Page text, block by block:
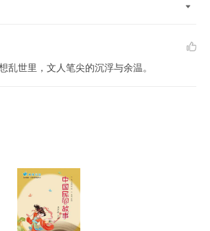
世里，文人笔尖的沉浮与余温。